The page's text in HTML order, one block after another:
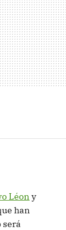
Léon y
han
será